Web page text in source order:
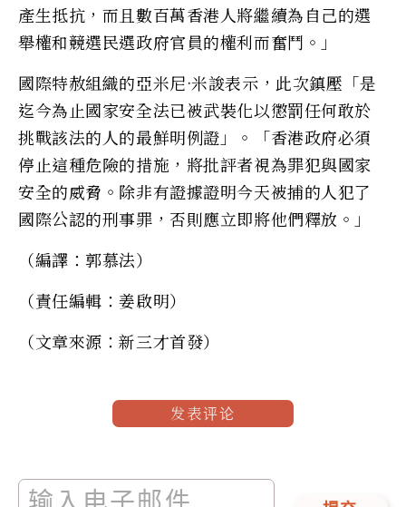
產生抵抗，而且數百萬香港人將繼續為自己的選
舉權和競選民選政府官員的權利而奮鬥。」
國際特赦組織的亞米尼·米誜表示，此次鎮壓「是
迄今為止國家安全法已被武裝化以懲罰任何敢於
挑戰該法的人的最鮮明例證」。「香港政府必須
停止這種危險的措施，將批評者視為罪犯與國家
安全的威脅。除非有證據證明今天被捕的人犯了
國際公認的刑事罪，否則應立即將他們釋放。」
（編譯：郭慕法）
（責任編輯：姜啟明）
（文章來源：新三才首發）
发表评论